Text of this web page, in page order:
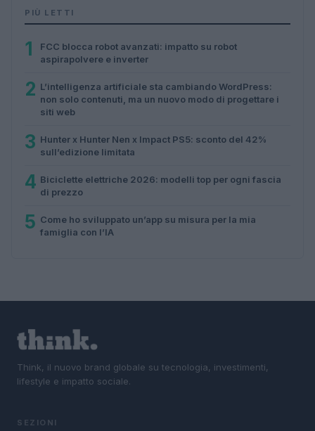
PIÙ LETTI
1
FCC blocca robot avanzati: impatto su robot
aspirapolvere e inverter
2 L’intelligenza artificiale sta cambiando WordPress:
non solo contenuti, ma un nuovo modo di progettare i
siti web
3 Hunter x Hunter Nen x Impact PS5: sconto del 42%
sull’edizione limitata
4 Biciclette elettriche 2026: modelli top per ogni fascia
di prezzo
5 Come ho sviluppato un’app su misura per la mia
famiglia con l’IA
Think, il nuovo brand globale su tecnologia, investimenti,
lifestyle e impatto sociale.
SEZIONI